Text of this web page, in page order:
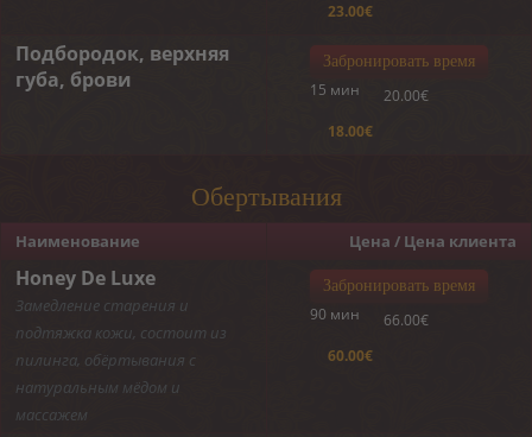
23.00€
Подбородок, верхняя
губа, брови
Забронировать время
15 мин
20.00€
18.00€
Обертывания
Наименование Цена / Цена клиента
Honey De Luxe
Замедление старения и
подтяжка кожи, состоит из
пилинга, обёртывания с
натуральным мёдом и
массажем
Забронировать время
90 мин
66.00€
60.00€